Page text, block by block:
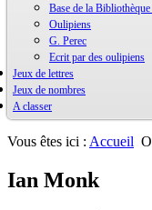
Palindromes
Jeux de mots divers
Récréamots
Glossaire des figures de
Chansonnances
Anaphore
Base de la
Oulipiens
G. Perec
Bibliographie
Ecrit par des oulipiens
Jeux de lettres
Jeux de nombres
Ludimath
Base Ludimath
Ludimaths :
Carrés magiques
Jouez carré
A classer
Vous êtes ici : Accueil
Ian Monk